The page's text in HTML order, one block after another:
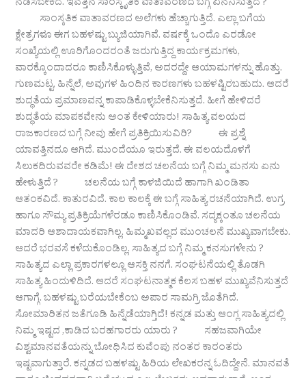
ನಡೆಸಬೇಕಿದೆ. ಇವತ್ತಿನ ಸಾಂಸ್ಕೃತಿಕ ವಾತಾವರಣದ ಬಗ್ಗೆ ಏನನಿಸುತ್ತದೆ ?
ಸಾಂಸ್ಕತಿಕ ವಾತಾವರಣದ ಅಲೆಗಳು ಹೆಚ್ಚಾಗುತ್ತಿದೆ. ಎಲ್ಲಾ ಬಗೆಯ
ಕ್ಷೇತ್ರಗಳೂ ಈಗ ಬಹಳಷ್ಟು ಬ್ಯುಜಿಯಾಗಿವೆ. ವರ್ಷಕ್ಕೆ ಒಂದೊ ಎರಡೋ
ಸಂಖ್ಯೆಯಲ್ಲಿ ಊರಿಗೊಂದರಂತೆ ಜರುಗುತ್ತಿದ್ದ ಕಾರ್ಯಕ್ರಮಗಳು,
ವಾರಕ್ಕೊಂದಾದರೂ ಕಾಣಿಸಿಕೊಳ್ಳುತ್ತಿವೆ, ಅದರದ್ದೇ ಆಯಾಮಗಳನ್ನು ಹೊತ್ತು.
ಗುಣಮಟ್ಟ, ಹಿನ್ನೆಲೆ, ಅವುಗಳ ಹಿಂದಿನ ಕಾರಣಗಳು ಬಹಳಷ್ಟಿರಬಹುದು. ಆದರೆ
ಶುದ್ಧತೆಯ ಪ್ರಮಾಣವನ್ನ ಕಾಪಾಡಿಕೊಳ್ಳಬೇಕೆನಿಸುತ್ತದೆ. ಹೀಗೆ ಹೇಳಿದರೆ
ಶುದ್ಧತೆಯ ಮಾಪಕವೇನು ಅಂತ ಕೇಳಿಯಾರು! ಸಾಹಿತ್ಯ ವಲಯದ
ರಾಜಕಾರಣದ ಬಗ್ಗೆ ನೀವು ಹೇಗೆ ಪ್ರತಿಕ್ರಿಯಿಸುವಿರಿ? ಈ ಪ್ರಶ್ನೆ
ಯಾವತ್ತಿನದೂ ಆಗಿದೆ. ಮುಂದೆಯೂ ಇರುತ್ತದೆ. ಈ ವಲಯದೊಳಗೆ
ಸಿಲುಕದಿರುವವರೇ ಕಡಿಮೆ! ಈ ದೇಶದ ಚಲನೆಯ ಬಗ್ಗೆ ನಿಮ್ಮ ಮನಸು ಏನು
ಹೇಳುತ್ತಿದೆ ? ಚಲನೆಯ ಬಗ್ಗೆ ಕಾಳಜಿಯಿದೆ ಹಾಗಾಗಿ ಖಂಡಿತಾ
ಆತಂಕವಿದೆ. ಕಾತುರವಿದೆ. ಕಾಲ ಕಾಲಕ್ಕೆ ಈ ಬಗ್ಗೆ ಸಾಹಿತ್ಯ ರಚನೆಯಾಗಿದೆ. ಉಗ್ರ
ಹಾಗೂ ಸೌಮ್ಯ ಪ್ರತಿಕ್ರಿಯೆಗಳೆರಡೂ ಕಾಣಿಸಿಕೊಂಡಿವೆ. ಸದ್ಯಕ್ಕಂತೂ ಚಲನೆಯ
ಮಾದರಿ ಆಶಾದಾಯಕವಾಗಿಲ್ಲ. ಹಿಮ್ಮಖವಲ್ಲದ ಮುಂಚಲನೆ ಮುಖ್ಯವಾಗಬೇಕು.
ಆದರೆ ಭರವಸೆ ಕಳೆದುಕೊಂಡಿಲ್ಲ. ಸಾಹಿತ್ಯದ ಬಗ್ಗೆ ನಿಮ್ಮ ಕನಸುಗಳೇನು ?
ಸಾಹಿತ್ಯದ ಎಲ್ಲಾ ಪ್ರಕಾರಗಳಲ್ಲೂ ಆಸಕ್ತಿ ನನಗೆ. ಸಂಘಟನೆಯಲ್ಲಿ ತೊಡಗಿ
ಸಾಹಿತ್ಯ ಹಿಂದುಳಿದಿದೆ. ಆದರೆ ಸಂಘಟನಾತ್ಮಕ ಕೆಲಸ ಬಹಳ ಮುಖ್ಯವೆನಿಸುತ್ತದೆ
ಆಗಾಗ್ಗೆ. ಬಹಳಷ್ಟು ಬರೆಯಬೇಕೆಂಬ ಅಪಾರ ಸಾಮಗ್ರಿ ಜೊತೆಗಿದೆ.
ಸೋಮಾರಿತನ ಜತೆಗೂಡಿ ಹಿನ್ನೆಡೆಯಾಗ್ತಿದೆ! ಕನ್ನಡ ಮತ್ತು ಆಂಗ್ಲ ಸಾಹಿತ್ಯದಲ್ಲಿ
ನಿಮ್ಮ ಇಷ್ಟದ ,ಕಾಡಿದ ಬರಹಗಾರರು ಯಾರು ? ಸಹಜವಾಗಿಯೇ
ವಿಶ್ವಮಾನವತೆಯನ್ನು ಬೋಧಿಸಿದ ಕುವೆಂಪು ನಂತರ ಕಾರಂತರು
ಇಷ್ಟವಾಗುತ್ತಾರೆ. ಕನ್ನಡದ ಬಹಳಷ್ಟು ಹಿರಿಯ ಲೇಖಕರನ್ನ ಓದಿದ್ದೇನೆ. ಮಾನವತೆ